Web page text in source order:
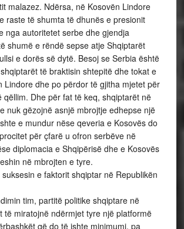
malazez. Ndërsa, në Kosovën Lindore
raste të shumta të dhunës e presionit
nga autoritetet serbe dhe gjendja
shumë e rëndë sepse atje Shqiptarët
e dorës së dytë. Besoj se Serbia është
të braktisin shtepitë dhe tokat e
Lindore dhe po përdor të gjitha mjetet për
qëllim. Dhe për fat të keq, shqiptarët në
nuk gëzojnë asnjë mbrojtje edhepse një
e mundur nëse qeveria e Kosovës do
për çfarë u ofron serbëve në
diplomacia e Shqipërisë dhe e Kosovës
në mbrojten e tyre.
e faktorit shqiptar në Republikën
tim, partitë politike shqiptare në
të miratojnë ndërmjet tyre një platformë
që do të ishte minimumi, pa